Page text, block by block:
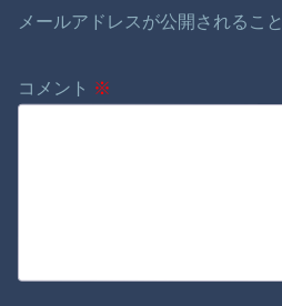
メールアドレスが公開されるこ
コメント ※